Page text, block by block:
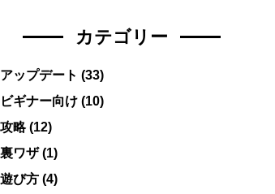
カテゴリー
アップデート (33)
ビギナー向け (10)
攻略(12)
裏ワザ(1)
遊び方 (4)